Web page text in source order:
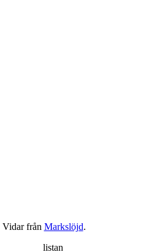
Vidar från Markslöjd.